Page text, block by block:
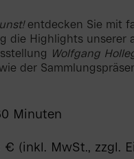
entdecken Sie mit
die Highlights unserer
Wolfgang
der
Minuten
€ (inkl. MwSt., zzgl.